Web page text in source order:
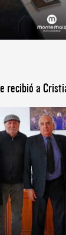
recibió a